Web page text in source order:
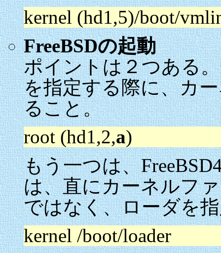
kernel (hd1,5)/boot/
FreeBSDの起動
ポイントは２つある
を指定する際に、カ
ること。
root (hd1,2,a)
もう一つは、
は、直にカーネルフ
ではなく、ローダを
kernel /boot/loader